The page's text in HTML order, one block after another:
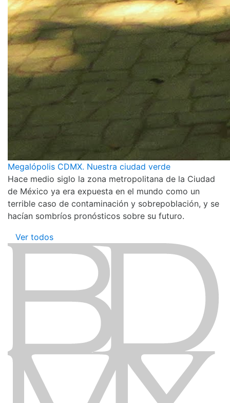
Megalópolis CDMX. Nuestra ciudad verde
Hace medio siglo la zona metropolitana de la Ciudad
de México ya era expuesta en el mundo como un
terrible caso de contaminación y sobrepoblación, y se
hacían sombríos pronósticos sobre su futuro.
Ver todos